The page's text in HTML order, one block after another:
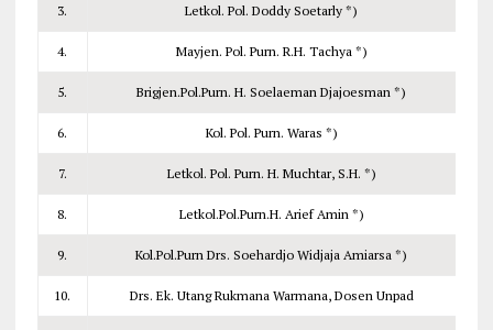
3. Letkol. Pol. Doddy Soetarly *)
4. Mayjen. Pol. Purn. R.H. Tachya *)
5. Brigjen.Pol.Purn. H. Soelaeman Djajoesman *)
6. Kol. Pol. Purn. Waras *)
7. Letkol. Pol. Purn. H. Muchtar, S.H. *)
8. Letkol.Pol.Purn.H. Arief Amin *)
9. Kol.Pol.Purn Drs. Soehardjo Widjaja Amiarsa *)
10. Drs. Ek. Utang Rukmana Warmana, Dosen Unpad